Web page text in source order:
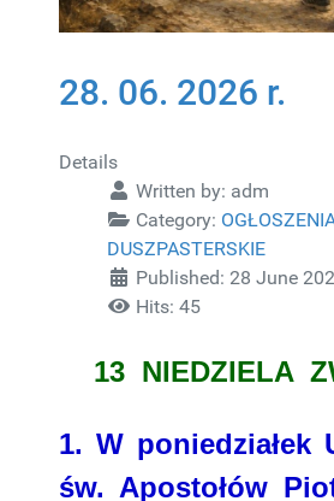
28. 06. 2026 r.
Details
Written by: adm
Category:
DUSZPASTERSKIE
Published: 28 June
Hits: 45
13 NIEDZIELA
1. W poniedziałek
św. Apostołów